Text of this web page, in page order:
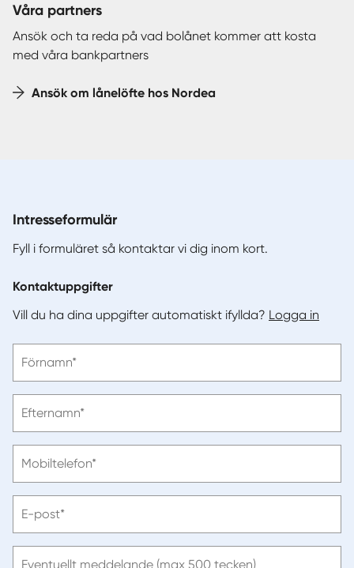
Våra partners
Ansök och ta reda på vad bolånet kommer att kosta
med våra bankpartners
Ansök om lånelöfte hos Nordea
Intresseformulär
Fyll i formuläret så kontaktar vi dig inom kort.
Kontaktuppgifter
Vill du ha dina uppgifter automatiskt ifyllda? Logga in
ange
Förnamn*
ange
Efternamn*
ange
Mobiltelefon*
ange
post
E-post*
Eventuellt meddelande (max 500 tecken)